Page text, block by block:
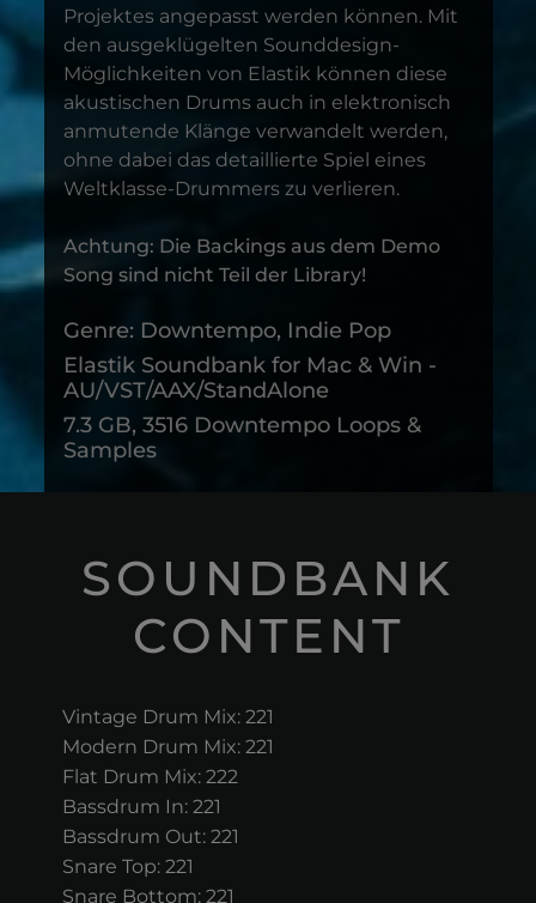
Projektes angepasst werden können. Mit
den ausgeklügelten Sounddesign-
Möglichkeiten von Elastik können diese
akustischen Drums auch in elektronisch
anmutende Klänge verwandelt werden,
ohne dabei das detaillierte Spiel eines
Weltklasse-Drummers zu verlieren.
Achtung: Die Backings aus dem Demo
Song sind nicht Teil der Library!
Genre: Downtempo, Indie Pop
Elastik Soundbank for Mac & Win -
AU/VST/AAX/StandAlone
7.3 GB, 3516 Downtempo Loops &
Samples
SOUNDBANK
CONTENT
Vintage Drum Mix: 221
Modern Drum Mix: 221
Flat Drum Mix: 222
Bassdrum In: 221
Bassdrum Out: 221
Snare Top: 221
Snare Bottom: 221